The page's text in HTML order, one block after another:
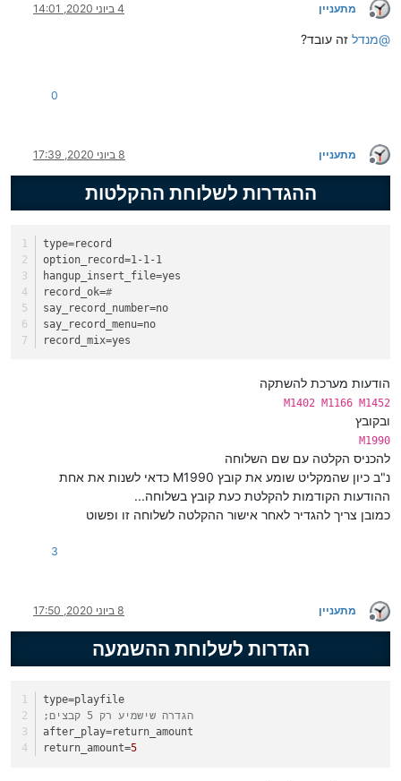
מנותק
מתעניין 4 ביוני 2020, 14:01
@מנדל זה עובד?
0
מנותק
מתעניין 8 ביוני 2020, 17:39
ההגדרות לשלוחת ההקלטות
type=record
option_record=1-1-1
hangup_insert_file=yes
record_ok=#
say_record_number=no
say_record_menu=no
record_mix=yes
הודעות מערכת להשתקה
M1402 M1166 M1452
ובקובץ
M1990
להכניס הקלטה עם שם השלוחה
נ"ב כיון שהמקליט שומע את קובץ M1990 כדאי לשנות את אחת
ההודעות הקודמות להקלטת כעת קובץ בשלוחה...
כמובן צריך להגדיר לאחר אישור ההקלטה לשלוחה זו ופשוט
3
מנותק
מתעניין 8 ביוני 2020, 17:50
הגדרות לשלוחת ההשמעה
type=playfile
;הגדרה שישמיע רק 5 קבצים
after_play=return_amount
return_amount=5